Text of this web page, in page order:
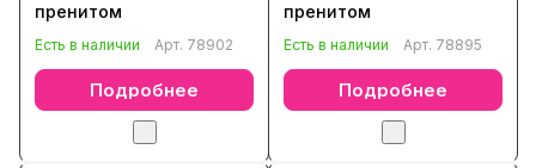
пренитом
Есть в наличии Арт. 78902
Подробнее
пренитом
Есть в наличии Арт. 78895
Подробнее